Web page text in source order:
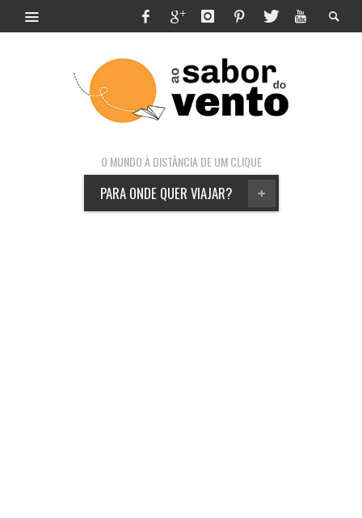
O MUNDO À DISTÂNCIA DE UM CLIQUE
+
PARA ONDE QUER VIAJAR?